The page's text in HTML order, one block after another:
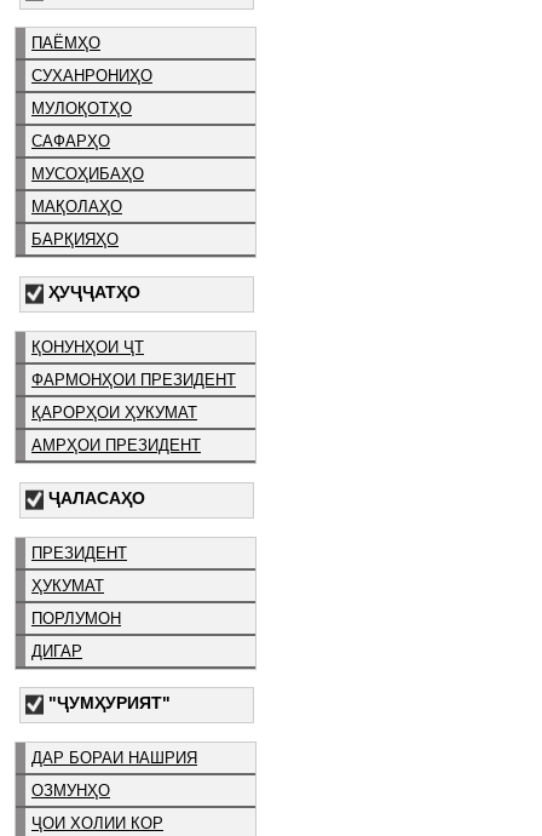
ПАЁМҲО
СУХАНРОНИҲО
МУЛОҚОТҲО
САФАРҲО
МУСОҲИБАҲО
МАҚОЛАҲО
БАРҚИЯҲО
ҲУҶҶАТҲО
ҚОНУНҲОИ ҶТ
ФАРМОНҲОИ ПРЕЗИДЕНТ
ҚАРОРҲОИ ҲУКУМАТ
АМРҲОИ ПРЕЗИДЕНТ
ҶАЛАСАҲО
ПРЕЗИДЕНТ
ҲУКУМАТ
ПОРЛУМОН
ДИГАР
"ҶУМҲУРИЯТ"
ДАР БОРАИ НАШРИЯ
ОЗМУНҲО
ҶОИ ХОЛИИ КОР